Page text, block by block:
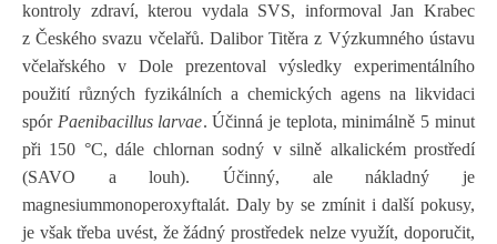
kontroly zdraví, kterou vydala SVS, informoval Jan Krabec
z Českého svazu včelařů. Dalibor Titěra z Výzkumného ústavu
včelařského v Dole prezentoval výsledky experimentálního
použití různých fyzikálních a chemických agens na likvidaci
spór Paenibacillus larvae. Účinná je teplota, minimálně 5 minut
při 150 °C, dále chlornan sodný v silně alkalickém prostředí
(SAVO a louh). Účinný, ale nákladný je
magnesiummonoperoxyftalát. Daly by se zmínit i další pokusy,
je však třeba uvést, že žádný prostředek nelze využít, doporučit,